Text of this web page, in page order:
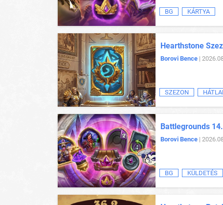
BG KÁRTYA
Hearthstone
Borovi Bence |
SZEZON
Battlegrounds
Borovi Bence |
BG KÜLDETÉS